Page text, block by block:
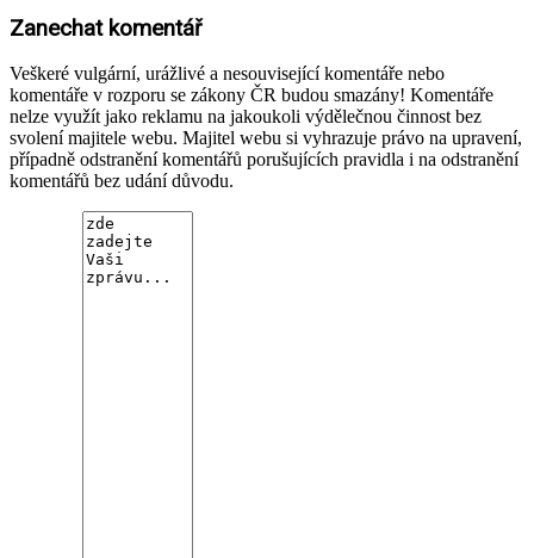
Zanechat komentář
Veškeré vulgární, urážlivé a nesouvisející komentáře nebo
komentáře v rozporu se zákony ČR budou smazány! Komentáře
nelze využít jako reklamu na jakoukoli výdělečnou činnost bez
svolení majitele webu. Majitel webu si vyhrazuje právo na upravení,
případně odstranění komentářů porušujících pravidla i na odstranění
komentářů bez udání důvodu.